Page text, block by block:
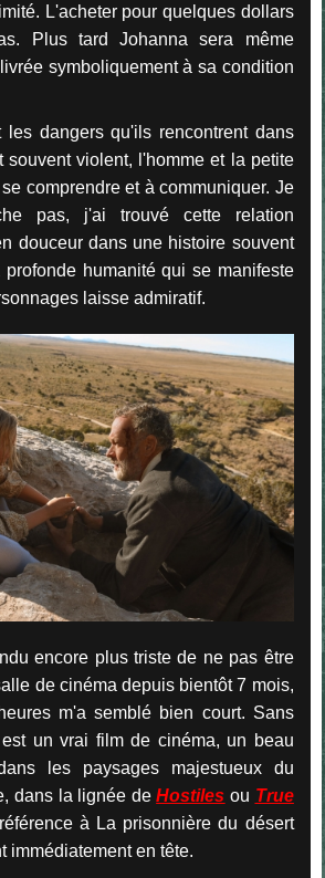
L'acheter pour quelques dollars
Plus tard Johanna sera même
symboliquement à sa condition
les dangers qu'ils rencontrent dans
souvent violent, l'homme et la petite
comprendre et à communiquer. Je
pas, j'ai trouvé cette relation
douceur dans une histoire souvent
profonde humanité qui se manifeste
laisse admiratif.
encore plus triste de ne pas être
de cinéma depuis bientôt 7 mois,
m'a semblé bien court. Sans
un vrai film de cinéma, un beau
les paysages majestueux du
dans la lignée deHostiles ou True
à La prisonnière du désert
immédiatement en tête.